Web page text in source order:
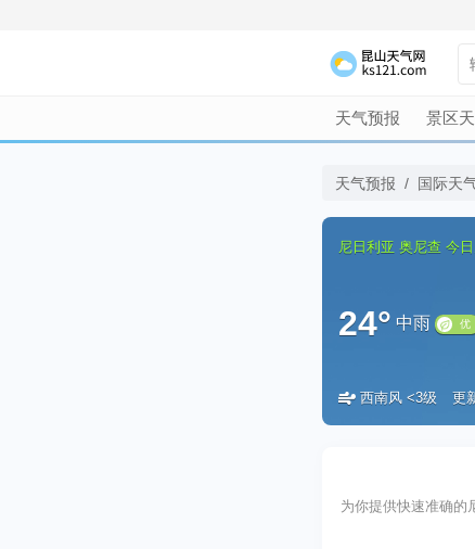
天气预报 景区
天气预报 / 国际天
尼日利亚 奥尼查 今
24° 中雨
西南风 <3级 更
为你提供快速准确的